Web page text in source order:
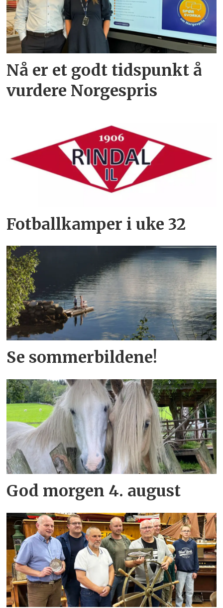
Nå er et godt tidspunkt å
vurdere Norgespris
Fotballkamper i uke 32
Se sommerbildene!
God morgen 4. august